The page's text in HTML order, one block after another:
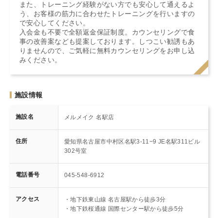
また、トレーニング経験がない方でも安心して通えるよ
う、お客様の筋力に合わせたトレーニングを行いますの
で安心してください。
入会金も不要で全額返金保証制度。カウンセリングで食
事の改善案なども提案しております。しつこい勧誘もあ
りませんので、ご気軽に無料カウンセリングをお申し込
みください。
施設情報
施設名 メルメイク 名駅店
住所
愛知県名古屋市中村区名駅3-11−9 JE名駅311ビル
302号室
電話番号 045-548-6912
アクセス
・地下鉄東山線 名古屋駅から徒歩3分
・地下鉄桜通線 国際センター駅から徒歩5分